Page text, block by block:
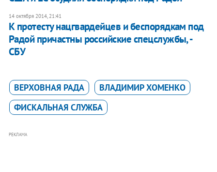
14 октября 2014, 21:41
К протесту нацгвардейцев и беспорядкам под
Радой причастны российские спецслужбы, -
СБУ
ВЕРХОВНАЯ РАДА
ВЛАДИМИР ХОМЕНКО
ФИСКАЛЬНАЯ СЛУЖБА
РЕКЛАМА